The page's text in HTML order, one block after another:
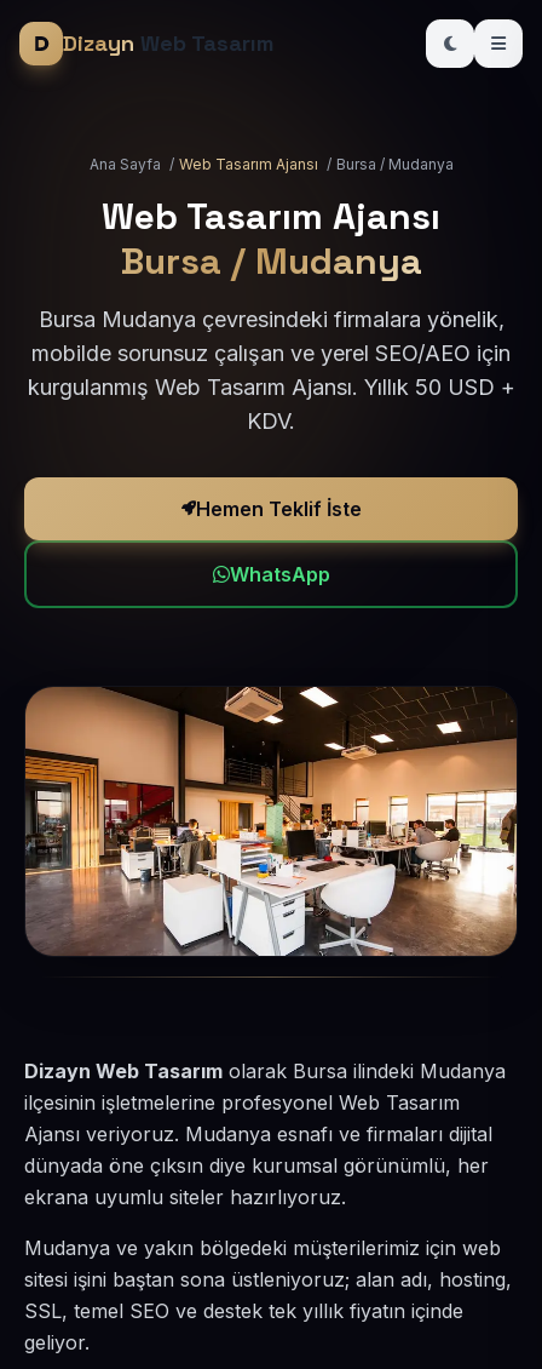
Dizayn Web Tasarım
Ana Sayfa / Web Tasarım Ajansı / Bursa / Mudanya
Web Tasarım Ajansı
Bursa / Mudanya
Bursa Mudanya çevresindeki firmalara yönelik,
mobilde sorunsuz çalışan ve yerel SEO/AEO için
kurgulanmış Web Tasarım Ajansı. Yıllık 50 USD +
KDV.
Hemen Teklif İste
WhatsApp
Dizayn Web Tasarım olarak Bursa ilindeki Mudanya
ilçesinin işletmelerine profesyonel Web Tasarım
Ajansı veriyoruz. Mudanya esnafı ve firmaları dijital
dünyada öne çıksın diye kurumsal görünümlü, her
ekrana uyumlu siteler hazırlıyoruz.
Mudanya ve yakın bölgedeki müşterilerimiz için web
sitesi işini baştan sona üstleniyoruz; alan adı, hosting,
SSL, temel SEO ve destek tek yıllık fiyatın içinde
geliyor.